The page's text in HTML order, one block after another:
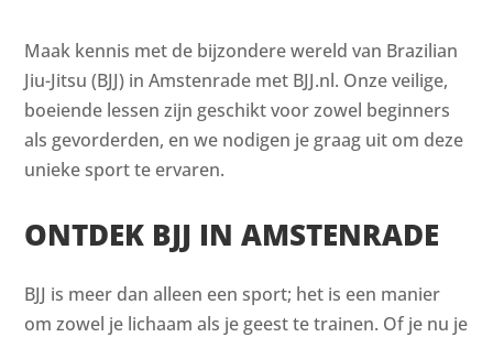
Maak kennis met de bijzondere wereld van Brazilian
Jiu-Jitsu (BJJ) in Amstenrade met BJJ.nl. Onze veilige,
boeiende lessen zijn geschikt voor zowel beginners
als gevorderden, en we nodigen je graag uit om deze
unieke sport te ervaren.
ONTDEK BJJ IN AMSTENRADE
BJJ is meer dan alleen een sport; het is een manier
om zowel je lichaam als je geest te trainen. Of je nu je